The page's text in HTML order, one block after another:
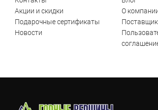
Акции и скидки
Подарочные сертификаты
Новости
О